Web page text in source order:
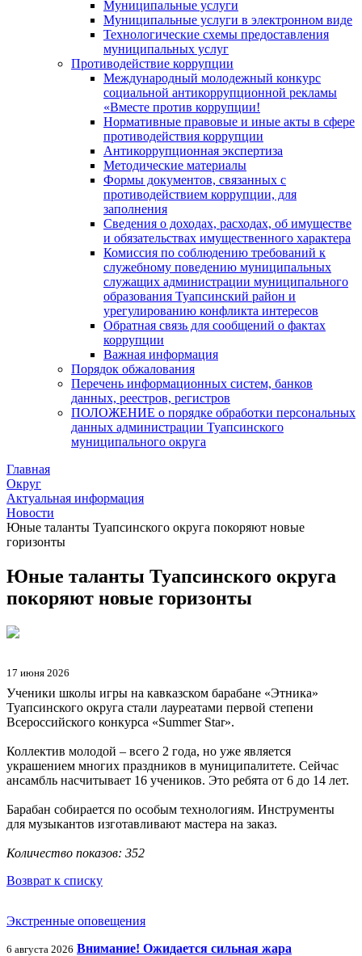
Муниципальные услуги
Муниципальные услуги в электронном виде
Технологические схемы предоставления
муниципальных услуг
Противодействие коррупции
Международный молодежный конкурс
социальной антикоррупционной рекламы
«Вместе против коррупции!
Нормативные правовые и иные акты в сфере
противодействия коррупции
Антикоррупционная экспертиза
Методические материалы
Формы документов, связанных с
противодействием коррупции, для
заполнения
Сведения о доходах, расходах, об имуществе
и обязательствах имущественного характера
Комиссия по соблюдению требований к
служебному поведению муниципальных
служащих администрации муниципального
образования Туапсинский район и
урегулированию конфликта интересов
Обратная связь для сообщений о фактах
коррупции
Важная информация
Порядок обжалования
Перечень информационных систем, банков
данных, реестров, регистров
ПОЛОЖЕНИЕ о порядке обработки персональных
данных администрации Туапсинского
муниципального округа
Главная
Округ
Актуальная информация
Новости
Юные таланты Туапсинского округа покоряют новые
горизонты
Юные таланты Туапсинского округа
покоряют новые горизонты
17 июня 2026
Ученики школы игры на кавказском барабане «Этника»
Туапсинского округа стали лауреатами первой степени
Всероссийского конкурса «Summer Star».
Коллектив молодой – всего 2 года, но уже является
украшением многих праздников в муниципалитете. Сейчас
ансамбль насчитывает 16 учеников. Это ребята от 6 до 14 лет.
Барабан собирается по особым технологиям. Инструменты
для музыкантов изготавливают мастера на заказ.
Количество показов: 352
Возврат к списку
Экстренные оповещения
6 августа 2026 Внимание! Ожидается сильная жара